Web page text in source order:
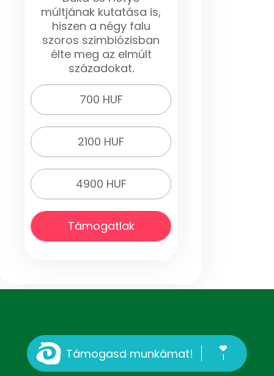
múltjának kutatása is,
hiszen a négy falu
szoros szimbiózisban
élte meg az elmúlt
századokat.
700 HUF
2100 HUF
4900 HUF
Támogatlak
Támogasd munkámat! 1